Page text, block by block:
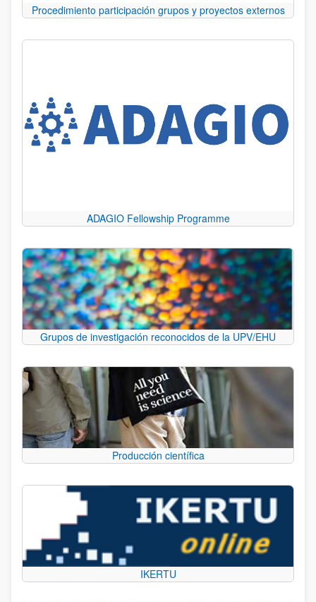
Procedimiento participación grupos y proyectos externos
ADAGIO Fellowship Programme
Grupos de investigación reconocidos de la UPV/EHU
Producción científica
IKERTU